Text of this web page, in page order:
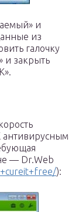
и
из
галочку
и закрыть
антивирусным
— Dr.Web
):